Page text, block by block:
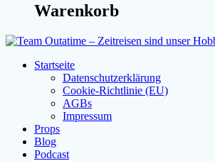
Warenkorb
Startseite
Datenschutzerklärung
Cookie-Richtlinie (EU)
AGBs
Impressum
Props
Blog
Podcast